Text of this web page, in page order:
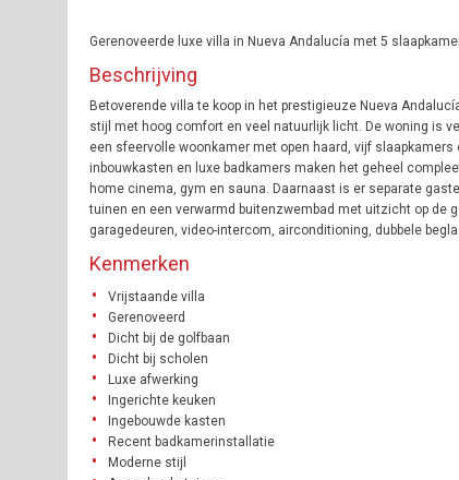
Gerenoveerde luxe villa in Nueva Andalucía met 5
Beschrijving
Betoverende villa te koop in het prestigieuze Nueva
stijl met hoog comfort en veel natuurlijk licht. De woning is
een sfeervolle woonkamer met open haard, vijf
inbouwkasten en luxe badkamers maken het geheel
home cinema, gym en sauna. Daarnaast is er separate
tuinen en een verwarmd buitenzwembad met uitzicht op de
garagedeuren, video-intercom, airconditioning, dubbele
Kenmerken
Vrijstaande villa
Gerenoveerd
Dicht bij de golfbaan
Dicht bij scholen
Luxe afwerking
Ingerichte keuken
Ingebouwde kasten
Recent badkamerinstallatie
Moderne stijl